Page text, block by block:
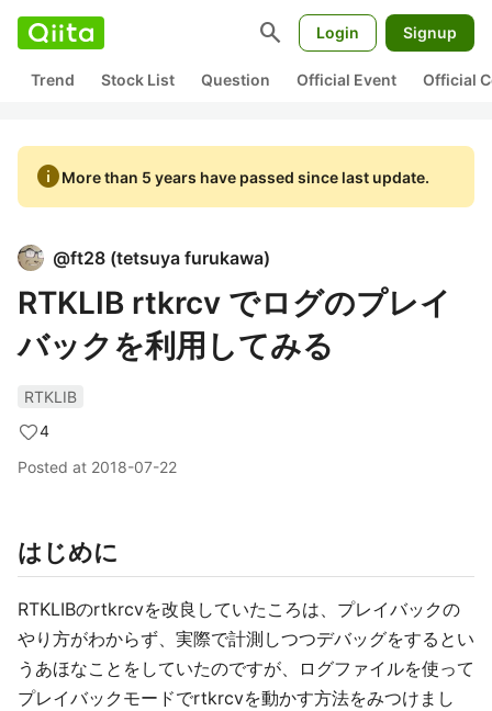
search Login Signup
Trend Stock List Question Official Event Official
infoMore than 5 years have passed since last update.
@ft28 (tetsuya furukawa)
RTKLIB rtkrcv でログのプレイ
バックを利用してみる
RTKLIB
4
Posted at 2018-07-22
はじめに
RTKLIBのrtkrcvを改良していたころは、プレイバックの
やり方がわからず、実際で計測しつつデバッグをするとい
うあほなことをしていたのですが、ログファイルを使って
プレイバックモードでrtkrcvを動かす方法をみつけまし